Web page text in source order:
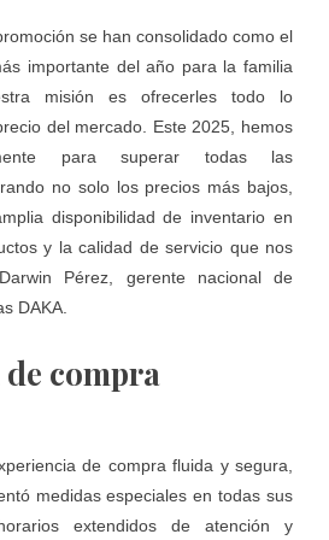
se han consolidado como el
importante del año para la familia
misión es ofrecerles todo lo
del mercado. Este 2025, hemos
para superar todas las
no solo los precios más bajos,
disponibilidad de inventario en
y la calidad de servicio que nos
Pérez, gerente nacional de
DAKA.
compra
de compra fluida y segura,
medidas especiales en todas sus
extendidos de atención y